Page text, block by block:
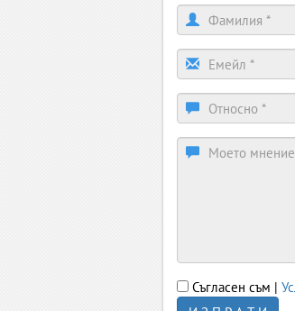
Съгласен съм |